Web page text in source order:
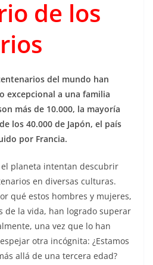
de los
del mundo han
excepcional a una familia
más de 10.000, la mayoría
los 40.000 de Japón, el país
por Francia.
planeta intentan descubrir
en diversas culturas.
qué estos hombres y mujeres,
de la vida, han logrado superar
una vez que lo han
otra incógnita: ¿Estamos
allá de una tercera edad?